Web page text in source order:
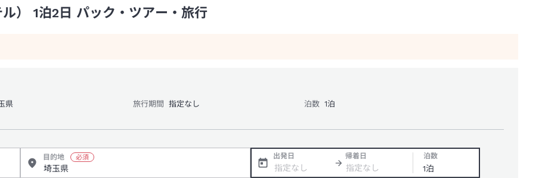
） 1泊2日 パック・ツアー・旅行
県 旅行期間 指定なし 泊数 1泊
目的地 出発日 帰着日 泊数